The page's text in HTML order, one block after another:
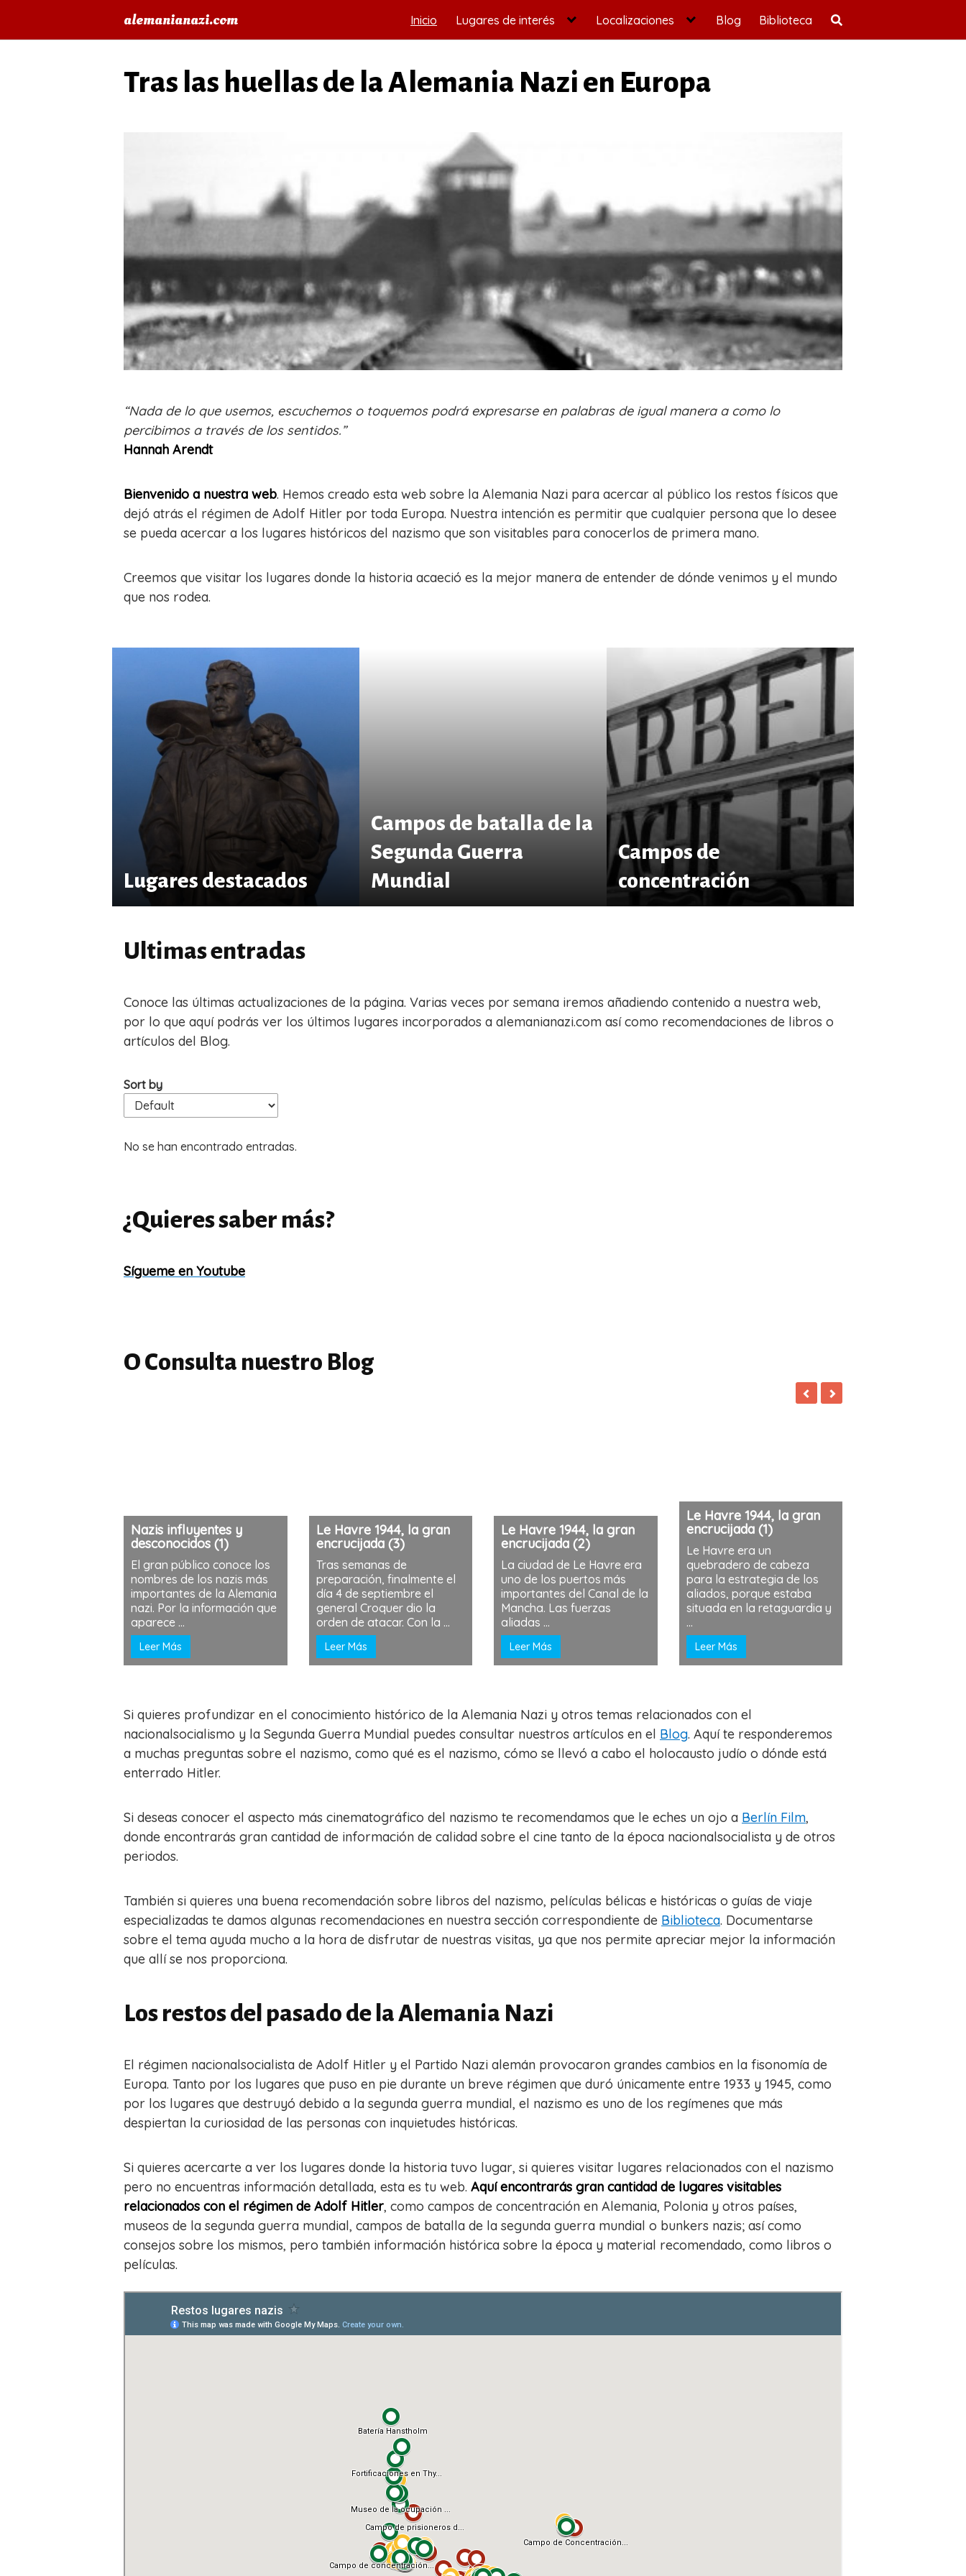
contenido
alemanianazi.com Inicio Lugares de interés Localizaciones Blog Biblioteca
Tras las huellas de la Alemania Nazi en Europa
“Nada de lo que usemos, escuchemos o toquemos podrá expresarse en palabras de igual manera a como lo
percibimos a través de los sentidos.”
Hannah Arendt
Bienvenido a nuestra web. Hemos creado esta web sobre la Alemania Nazi para acercar al público los restos físicos que
dejó atrás el régimen de Adolf Hitler por toda Europa. Nuestra intención es permitir que cualquier persona que lo desee
se pueda acercar a los lugares históricos del nazismo que son visitables para conocerlos de primera mano.
Creemos que visitar los lugares donde la historia acaeció es la mejor manera de entender de dónde venimos y el mundo
que nos rodea.
Lugares destacados
Campos de batalla de la
Segunda Guerra
Mundial
Campos de
concentración
Ultimas entradas
Conoce las últimas actualizaciones de la página. Varias veces por semana iremos añadiendo contenido a nuestra web,
por lo que aquí podrás ver los últimos lugares incorporados a alemanianazi.com así como recomendaciones de libros o
artículos del Blog.
Sort by
No se han encontrado entradas.
¿Quieres saber más?
Sígueme en Youtube
O Consulta nuestro Blog
Nazis influyentes y
desconocidos (1)
El gran público conoce los
nombres de los nazis más
importantes de la Alemania
nazi. Por la información que
aparece ...
Leer Más
Le Havre 1944, la gran
encrucijada (3)
Tras semanas de
preparación, finalmente el
día 4 de septiembre el
general Croquer dio la
orden de atacar. Con la ...
Leer Más
Le Havre 1944, la gran
encrucijada (2)
La ciudad de Le Havre era
uno de los puertos más
importantes del Canal de la
Mancha. Las fuerzas
aliadas ...
Leer Más
Le Havre 1944, la gran
encrucijada (1)
Le Havre era un
quebradero de cabeza
para la estrategia de los
aliados, porque estaba
situada en la retaguardia y
...
Leer Más
Si quieres profundizar en el conocimiento histórico de la Alemania Nazi y otros temas relacionados con el
nacionalsocialismo y la Segunda Guerra Mundial puedes consultar nuestros artículos en el Blog. Aquí te responderemos
a muchas preguntas sobre el nazismo, como qué es el nazismo, cómo se llevó a cabo el holocausto judío o dónde está
enterrado Hitler.
Si deseas conocer el aspecto más cinematográfico del nazismo te recomendamos que le eches un ojo a Berlín Film,
donde encontrarás gran cantidad de información de calidad sobre el cine tanto de la época nacionalsocialista y de otros
periodos.
También si quieres una buena recomendación sobre libros del nazismo, películas bélicas e históricas o guías de viaje
especializadas te damos algunas recomendaciones en nuestra sección correspondiente de Biblioteca. Documentarse
sobre el tema ayuda mucho a la hora de disfrutar de nuestras visitas, ya que nos permite apreciar mejor la información
que allí se nos proporciona.
Los restos del pasado de la Alemania Nazi
El régimen nacionalsocialista de Adolf Hitler y el Partido Nazi alemán provocaron grandes cambios en la fisonomía de
Europa. Tanto por los lugares que puso en pie durante un breve régimen que duró únicamente entre 1933 y 1945, como
por los lugares que destruyó debido a la segunda guerra mundial, el nazismo es uno de los regímenes que más
despiertan la curiosidad de las personas con inquietudes históricas.
Si quieres acercarte a ver los lugares donde la historia tuvo lugar, si quieres visitar lugares relacionados con el nazismo
pero no encuentras información detallada, esta es tu web. Aquí encontrarás gran cantidad de lugares visitables
relacionados con el régimen de Adolf Hitler, como campos de concentración en Alemania, Polonia y otros países,
museos de la segunda guerra mundial, campos de batalla de la segunda guerra mundial o bunkers nazis; así como
consejos sobre los mismos, pero también información histórica sobre la época y material recomendado, como libros o
películas.